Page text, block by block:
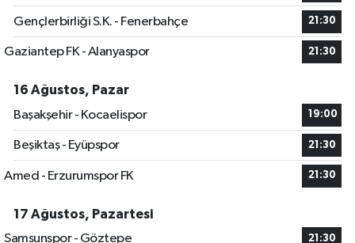
Gençlerbirliği S.K. - Fenerbahçe 21:30
Gaziantep FK - Alanyaspor 21:30
16 Ağustos, Pazar
Başakşehir - Kocaelispor
19:00
Beşiktaş - Eyüpspor 21:30
Amed - Erzurumspor FK 21:30
17 Ağustos, Pazartesi
Samsunspor - Göztepe
21:30